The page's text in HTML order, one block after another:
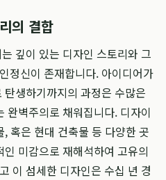
의 결합
깊이 있는 디자인 스토리와 그
정신이 존재합니다. 아이디어가
생하기까지의 과정은 수많은
완벽주의로 채워집니다. 디자이
혹은 현대 건축물 등 다양한 곳
미감으로 재해석하여 고유의
이 섬세한 디자인은 수십 년 경